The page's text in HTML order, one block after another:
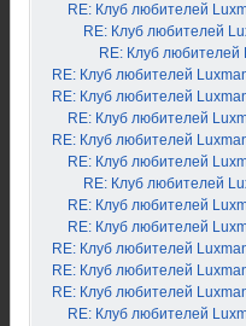
RE: Клуб любителей
RE: Клуб любителей
RE: Клуб любителей
RE: Клуб любителей
RE: Клуб любителей
RE: Клуб любителей
RE: Клуб любителей
RE: Клуб любителей
RE: Клуб любителей
RE: Клуб любителей
RE: Клуб любителей
RE: Клуб любителей
RE: Клуб любителей
RE: Клуб любителей
RE: Клуб любителей